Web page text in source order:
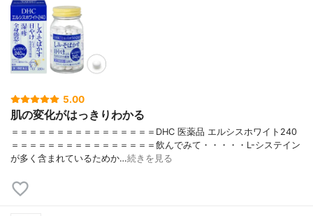
5.00
肌の変化がはっきりわかる
＝＝＝＝＝＝＝＝＝＝＝＝＝＝＝＝DHC 医薬品 エルシスホワイト240
＝＝＝＝＝＝＝＝＝＝＝＝＝＝＝＝飲んでみて・・・・・L-システイン
が多く含まれているためか…続きを見る